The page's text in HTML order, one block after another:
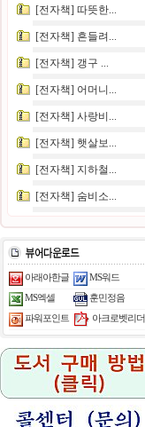
[전자책] 따뜻한...
[전자책] 흔들려...
[전자책] 갱구 ...
[전자책] 어머니...
[전자책] 사랑비...
[전자책] 햇살보...
[전자책] 지하철...
[전자책] 숨비소...
아래아한글 MS워드
MS엑셀 훈민정음
파워포인트 아크로벳리더